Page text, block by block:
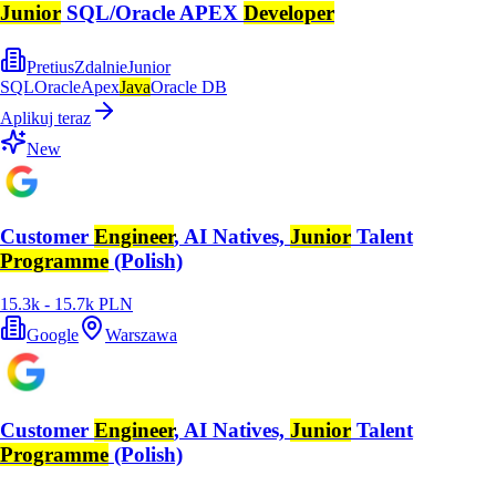
Junior SQL/Oracle APEX Developer
PretiusZdalnieJunior
SQLOracleApexJavaOracle DB
Aplikuj teraz
New
Customer Engineer, AI Natives, Junior Talent
Programme (Polish)
15.3k - 15.7k PLN
Google
Warszawa
Customer Engineer, AI Natives, Junior Talent
Programme (Polish)